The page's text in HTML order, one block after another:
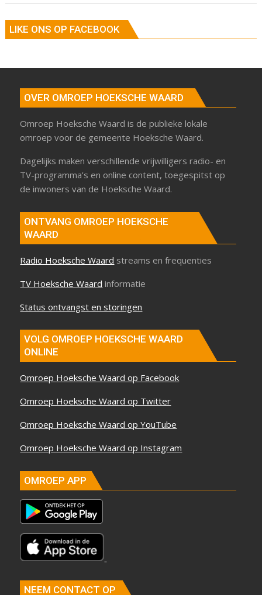
LIKE ONS OP FACEBOOK
OVER OMROEP HOEKSCHE WAARD
Omroep Hoeksche Waard is de publieke lokale
omroep voor de gemeente Hoeksche Waard.
Dagelijks maken verschillende vrijwilligers radio- en
TV-programma’s en online content, toegespitst op
de inwoners van de Hoeksche Waard.
ONTVANG OMROEP HOEKSCHE
WAARD
Radio Hoeksche Waard streams en frequenties
TV Hoeksche Waard informatie
Status ontvangst en storingen
VOLG OMROEP HOEKSCHE WAARD
ONLINE
Omroep Hoeksche Waard op Facebook
Omroep Hoeksche Waard op Twitter
Omroep Hoeksche Waard op YouTube
Omroep Hoeksche Waard op Instagram
OMROEP APP
NEEM CONTACT OP